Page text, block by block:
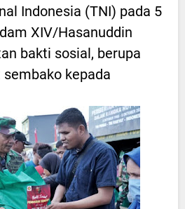
Indonesia (TNI) pada 5
XIV/Hasanuddin
bakti sosial, berupa
kepada